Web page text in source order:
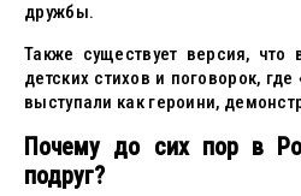
дружбы.
Также существует версия,
детских стихов и поговорок,
выступали как героини,
Почему до сих пор в
подруг?